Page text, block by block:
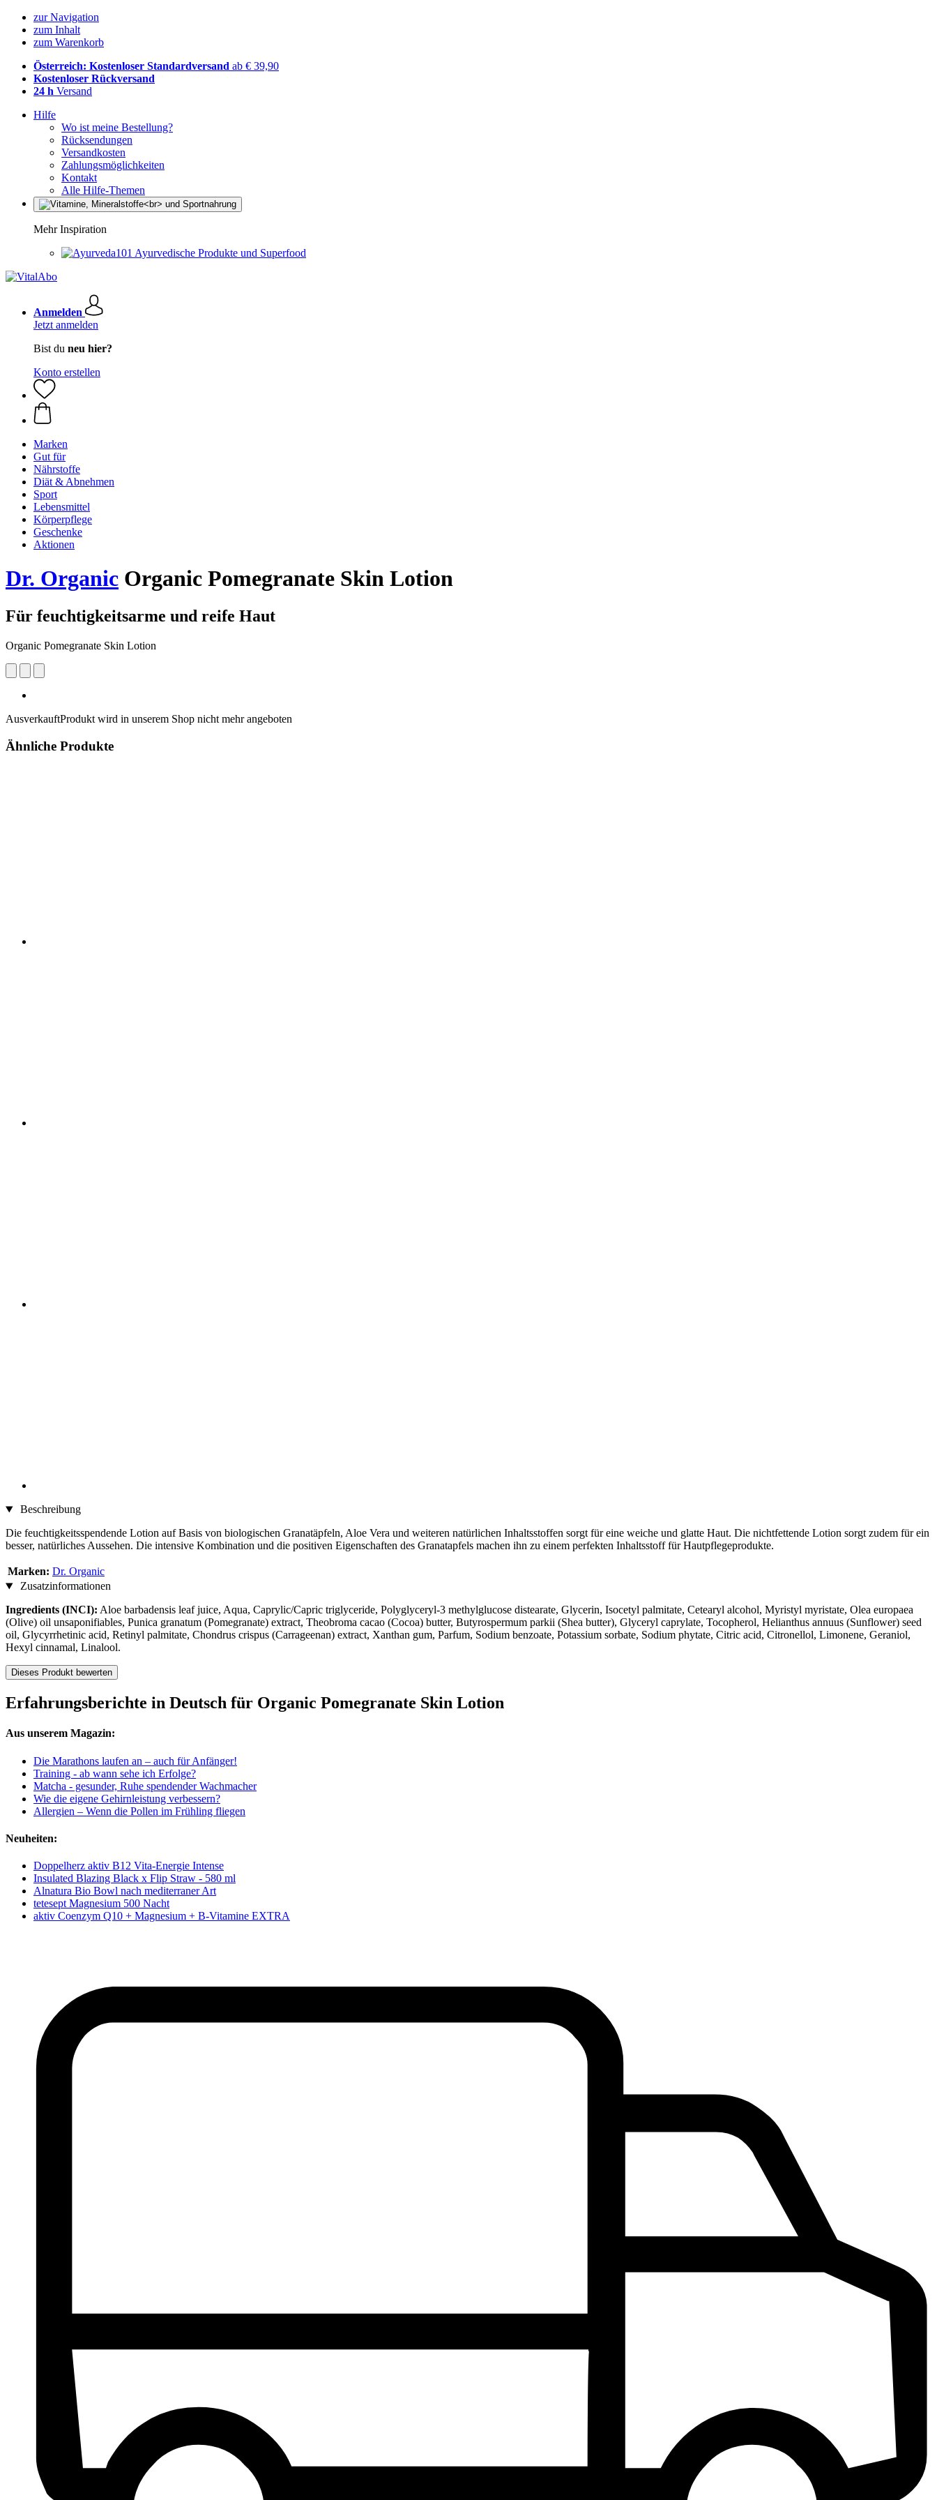
zur Navigation
zum Inhalt
zum Warenkorb
Österreich: Kostenloser Standardversand ab € 39,90
Kostenloser Rückversand
24 h Versand
Hilfe
Wo ist meine Bestellung?
Rücksendungen
Versandkosten
Zahlungsmöglichkeiten
Kontakt
Alle Hilfe-Themen
Mehr Inspiration
Ayurvedische Produkte und Superfood
Anmelden
Jetzt anmelden
Bist du neu hier?
Konto erstellen
Marken
Gut für
Nährstoffe
Diät & Abnehmen
Sport
Lebensmittel
Körperpflege
Geschenke
Aktionen
Dr. Organic Organic Pomegranate Skin Lotion
Für feuchtigkeitsarme und reife Haut
Organic Pomegranate Skin Lotion
AusverkauftProdukt wird in unserem Shop nicht mehr angeboten
Ähnliche Produkte
Beschreibung
Die feuchtigkeitsspendende Lotion auf Basis von biologischen Granatäpfeln, Aloe Vera und weiteren natürlichen Inhaltsstoffen sorgt für eine weiche und glatte Haut. Die nichtfettende Lotion sorgt zudem für ein
besser, natürliches Aussehen. Die intensive Kombination und die positiven Eigenschaften des Granatapfels machen ihn zu einem perfekten Inhaltsstoff für Hautpflegeprodukte.
Marken: Dr. Organic
Zusatzinformationen
Ingredients (INCI): Aloe barbadensis leaf juice, Aqua, Caprylic/Capric triglyceride, Polyglyceryl-3 methylglucose distearate, Glycerin, Isocetyl palmitate, Cetearyl alcohol, Myristyl myristate, Olea europaea
(Olive) oil unsaponifiables, Punica granatum (Pomegranate) extract, Theobroma cacao (Cocoa) butter, Butyrospermum parkii (Shea butter), Glyceryl caprylate, Tocopherol, Helianthus annuus (Sunflower) seed
oil, Glycyrrhetinic acid, Retinyl palmitate, Chondrus crispus (Carrageenan) extract, Xanthan gum, Parfum, Sodium benzoate, Potassium sorbate, Sodium phytate, Citric acid, Citronellol, Limonene, Geraniol,
Hexyl cinnamal, Linalool.
Dieses Produkt bewerten
Erfahrungsberichte in Deutsch für Organic Pomegranate Skin Lotion
Aus unserem Magazin:
Die Marathons laufen an – auch für Anfänger!
Training - ab wann sehe ich Erfolge?
Matcha - gesunder, Ruhe spendender Wachmacher
Wie die eigene Gehirnleistung verbessern?
Allergien – Wenn die Pollen im Frühling fliegen
Neuheiten:
Doppelherz aktiv B12 Vita-Energie Intense
Insulated Blazing Black x Flip Straw - 580 ml
Alnatura Bio Bowl nach mediterraner Art
tetesept Magnesium 500 Nacht
aktiv Coenzym Q10 + Magnesium + B-Vitamine EXTRA